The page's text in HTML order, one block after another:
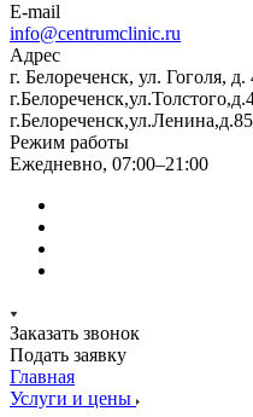
E-mail
info@centrumclinic.ru
Адрес
г. Белореченск, ул. Гоголя, д.
Режим работы
Ежедневно, 07:00–21:00
Заказать звонок
Подать заявку
Главная
Услуги и цены